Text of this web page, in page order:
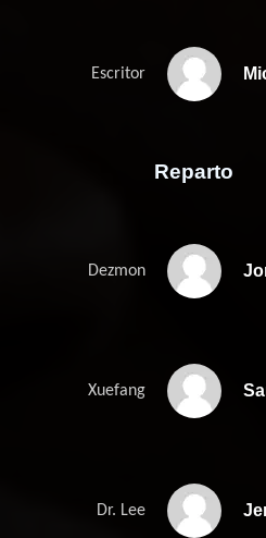
Escritor
Reparto
Dezmon
Xuefang
Dr. Lee